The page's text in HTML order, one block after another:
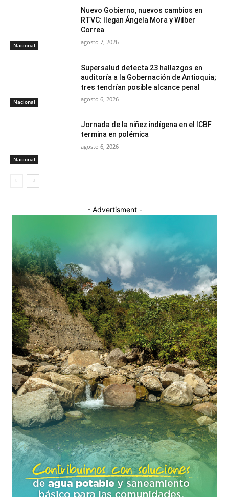
Nacional
Nuevo Gobierno, nuevos cambios en
RTVC: llegan Ángela Mora y Wilber
Correa
agosto 7, 2026
Nacional
Supersalud detecta 23 hallazgos en
auditoría a la Gobernación de Antioquia;
tres tendrían posible alcance penal
agosto 6, 2026
Nacional
Jornada de la niñez indígena en el ICBF
termina en polémica
agosto 6, 2026
- Advertisment -